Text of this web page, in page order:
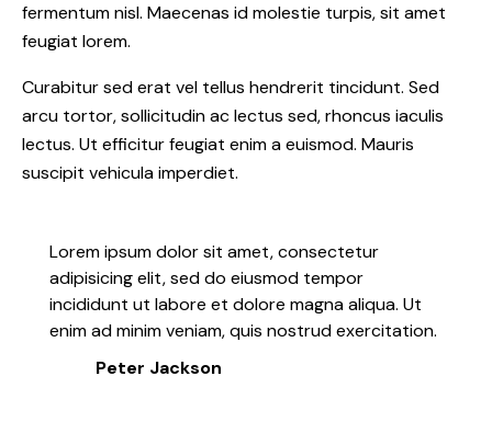
fermentum nisl. Maecenas id molestie turpis, sit amet
feugiat lorem.
Curabitur sed erat vel tellus hendrerit tincidunt. Sed
arcu tortor, sollicitudin ac lectus sed, rhoncus iaculis
lectus. Ut efficitur feugiat enim a euismod. Mauris
suscipit vehicula imperdiet.
Lorem ipsum dolor sit amet, consectetur
adipisicing elit, sed do eiusmod tempor
incididunt ut labore et dolore magna aliqua. Ut
enim ad minim veniam, quis nostrud exercitation.
Peter Jackson